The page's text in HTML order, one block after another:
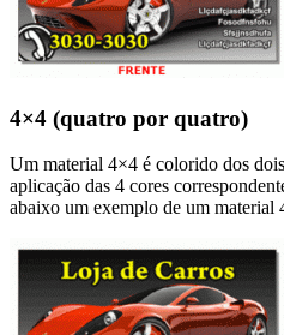
4×4 (quatro por quatro)
Um material 4×4 é colorido dos
aplicação das 4 cores
abaixo um exemplo de um material